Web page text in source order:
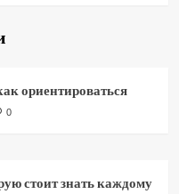
ориентироваться
0
стоит знать каждому